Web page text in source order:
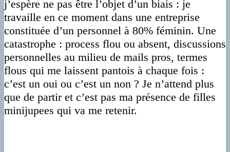
j’espère ne pas être l’objet d’un biais : je
travaille en ce moment dans une entreprise
constituée d’un personnel à 80% féminin. Une
catastrophe : process flou ou absent, discussions
personnelles au milieu de mails pros, termes
flous qui me laissent pantois à chaque fois :
c’est un oui ou c’est un non ? Je n’attend plus
que de partir et c’est pas ma présence de filles
minijupees qui va me retenir.